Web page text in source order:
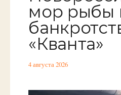
мор рыбы
«Кванта»
4 августа 2026